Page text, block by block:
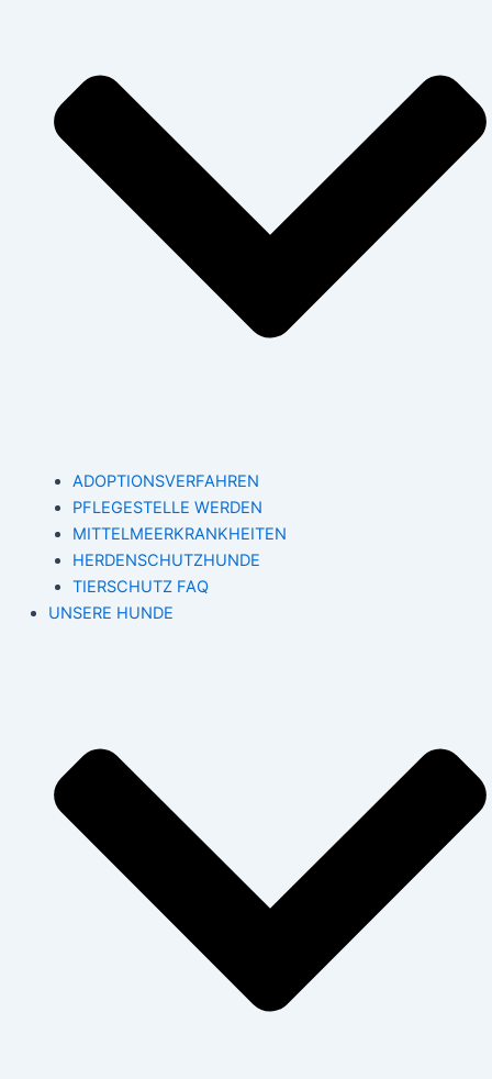
ADOPTIONSVERFAHREN
PFLEGESTELLE WERDEN
MITTELMEERKRANKHEITEN
HERDENSCHUTZHUNDE
TIERSCHUTZ FAQ
UNSERE HUNDE